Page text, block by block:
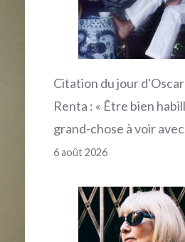
Citation du jour
Renta : « Être bien
grand-chose à voir
6 août 2026